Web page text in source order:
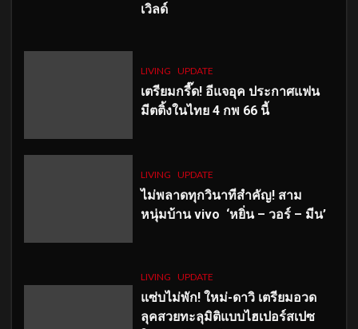
เวิลด์
LIVING UPDATE
เตรียมกรี๊ด! อีแจอุค ประกาศแฟน
มีตติ้งในไทย 4 กพ 66 นี้
LIVING UPDATE
ไม่พลาดทุกวินาทีสำคัญ! สาม
หนุ่มบ้าน vivo ‘หยิ่น – วอร์ – มีน’
LIVING UPDATE
แซ่บไม่พัก! ใหม่-ดาวิ เตรียมอวด
ลุคสวยทะลุมิติแบบไฮเปอร์สเปซ